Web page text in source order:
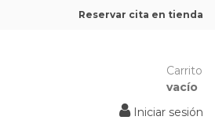
Reservar cita en tienda
Carrito
vacío
Iniciar sesión